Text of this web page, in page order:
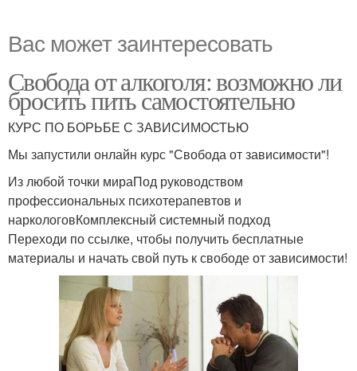
Вас может заинтересовать
Свобода от алкоголя: возможно ли
бросить пить самостоятельно
КУРС ПО БОРЬБЕ С ЗАВИСИМОСТЬЮ
Мы запустили онлайн курс "Свобода от зависимости"!
Из любой точки мираПод руководством
профессиональных психотерапевтов и
наркологовКомплексный системный подход
Переходи по ссылке, чтобы получить бесплатные
материалы и начать свой путь к свободе от зависимости!